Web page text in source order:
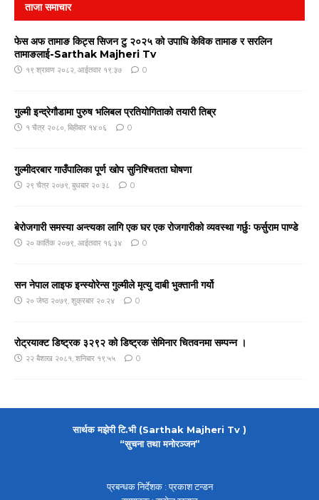
ताजा समाचार
फेस अफ तामाङ किट्स सिजन टु २०२५ को उपाधि केविक तामाङ र सरलिन
तामाङलाई-Sarthak Majheri Tv
१९ श्रावण २०८२, आईतवार १९:३७ 0
गुल्मी इन्द्रेगौडामा पुरुष भलिबल प्रतियोगिताको तयारी तिब्र
१ चैत्र २०८०, बिहीबार १४:०६ 0
गुल्मीदरबार गाउँपालिका पूर्ण खोप सुनिश्चितता घाेषणा
२९ चैत्र २०७९, बुधबार २०:३८ 0
बेरोजगारी समस्या अन्त्यका लागि एक घर एक रोजगारीको व्यवस्था गर्छुः फर्सुराम पाण्डे
२० कार्तिक २०७९, आईतवार १६:३४ 0
सन नेपाल लाइफ इन्स्योरेन्स गुल्मीले मृत्यु दाबी भुक्तानी गर्यो
२० जेष्ठ २०७९, शुक्रबार २०:२४ 0
रोट्रयाक्ट डिष्ट्रक ३२९२ को डिष्ट्रक सेमिनार चितवनमा सम्पन्न ।
२२ बैशाख २०८१, शनिबार १९:५५ 0
सार्थक मझेरी टि.भी (Sarthak Majheri Tv )
“सुचना तथा मनोरञ्जन”
प्रबन्धक निर्देशक : प्रकाश टन्डन